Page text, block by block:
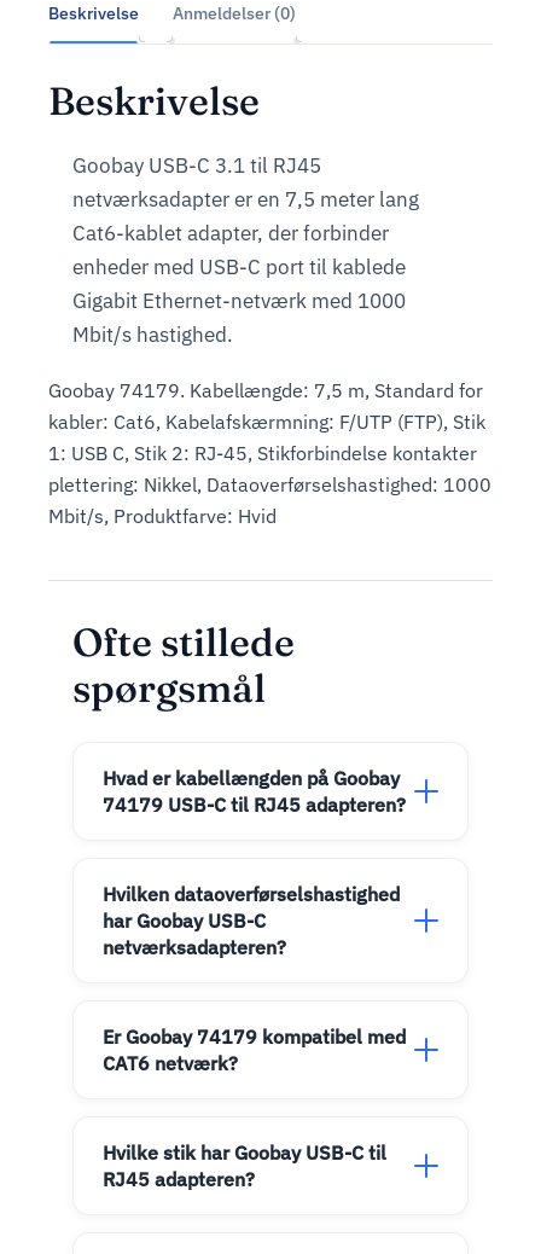
Beskrivelse Anmeldelser (0)
Beskrivelse
Goobay USB-C 3.1 til RJ45
netværksadapter er en 7,5 meter lang
Cat6-kablet adapter, der forbinder
enheder med USB-C port til kablede
Gigabit Ethernet-netværk med 1000
Mbit/s hastighed.
Goobay 74179. Kabellængde: 7,5 m, Standard for
kabler: Cat6, Kabelafskærmning: F/UTP (FTP), Stik
1: USB C, Stik 2: RJ-45, Stikforbindelse kontakter
plettering: Nikkel, Dataoverførselshastighed: 1000
Mbit/s, Produktfarve: Hvid
Ofte stillede
spørgsmål
Hvad er kabellængden på Goobay
74179 USB-C til RJ45 adapteren?
Hvilken dataoverførselshastighed
har Goobay USB-C
netværksadapteren?
Er Goobay 74179 kompatibel med
CAT6 netværk?
Hvilke stik har Goobay USB-C til
RJ45 adapteren?